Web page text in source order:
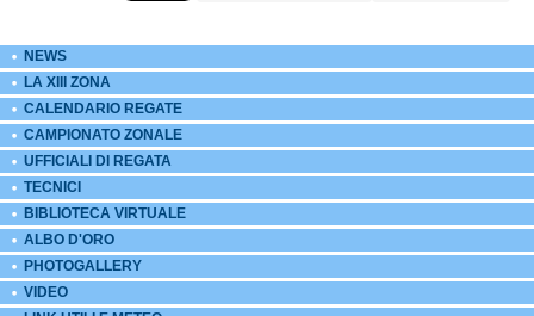
NEWS
LA XIII ZONA
CALENDARIO REGATE
CAMPIONATO ZONALE
UFFICIALI DI REGATA
TECNICI
BIBLIOTECA VIRTUALE
ALBO D'ORO
PHOTOGALLERY
VIDEO